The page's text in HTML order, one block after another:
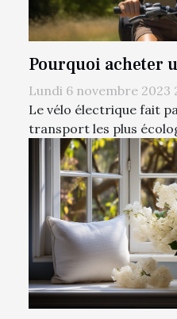
Pourquoi acheter
Lundi 6 novembre 2023
Le vélo électrique fait
transport les plus